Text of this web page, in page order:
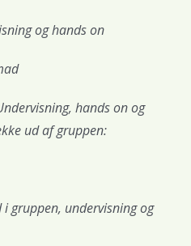
og hands on
hands on og
ud af gruppen:
gruppen, undervisning og